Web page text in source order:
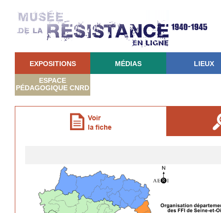
EXPOSITIONS MÉDIAS LIEUX
ESPACE
PÉDAGOGIQUE CNRD